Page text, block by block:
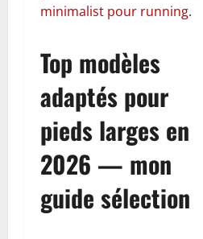
minimalist pour running.
Top modèles
adaptés pour
pieds larges en
2026 — mon
guide sélection